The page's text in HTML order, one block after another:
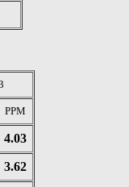
PPM
4.03
3.62